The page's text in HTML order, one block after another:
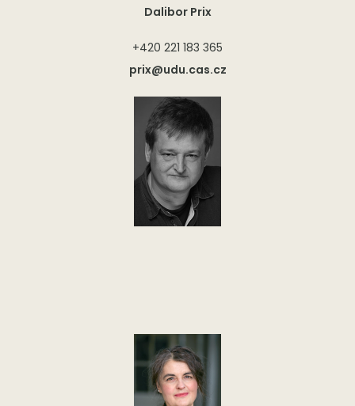
Dalibor Prix
+420 221 183 365
prix@udu.cas.cz